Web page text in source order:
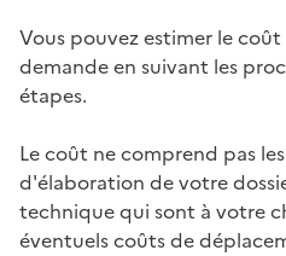
Vous pouvez estimer le
demande en suivant les
étapes.
Le coût ne comprend pas
d'élaboration de votre
technique qui sont à votre
éventuels coûts de